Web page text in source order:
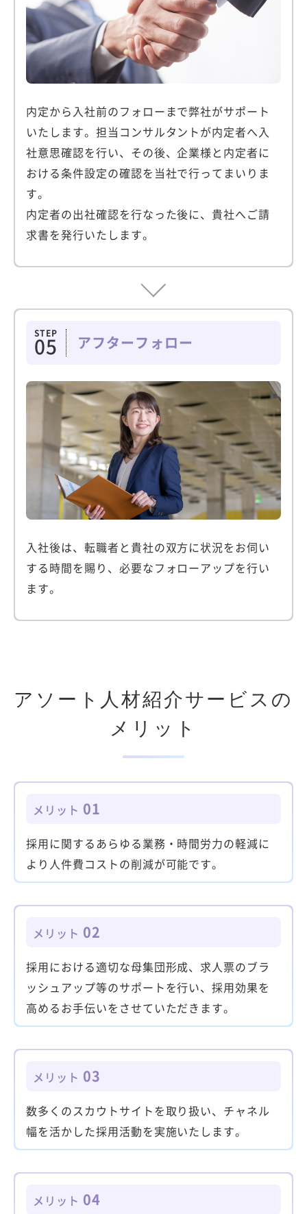
内定から入社前のフォローまで弊社がサポート
いたします。担当コンサルタントが内定者へ入
社意思確認を行い、その後、企業様と内定者に
おける条件設定の確認を当社で行ってまいりま
す。
内定者の出社確認を行なった後に、貴社へご請
求書を発行いたします。
STEP
05 アフターフォロー
入社後は、転職者と貴社の双方に状況をお伺い
する時間を賜り、必要なフォローアップを行い
ます。
アソート人材紹介サービスの
メリット
メリット 01
採用に関するあらゆる業務・時間労力の軽減に
より人件費コストの削減が可能です。
メリット 02
採用における適切な母集団形成、求人票のブラ
ッシュアップ等のサポートを行い、採用効果を
高めるお手伝いをさせていただきます。
メリット 03
数多くのスカウトサイトを取り扱い、チャネル
幅を活かした採用活動を実施いたします。
メリット 04